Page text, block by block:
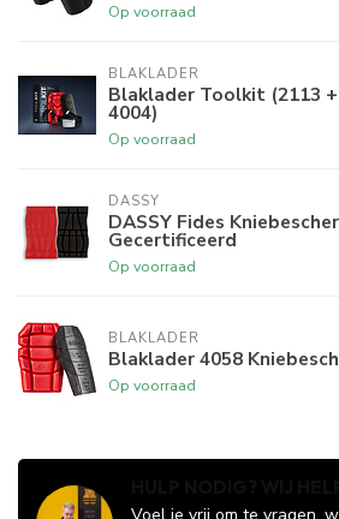
Op voorraad
BLAKLADER
Blaklader Toolkit (2113
4004)
Op voorraad
DASSY
DASSY Fides
Gecertificeerd
Op voorraad
BLAKLADER
Blaklader 4058
Op voorraad